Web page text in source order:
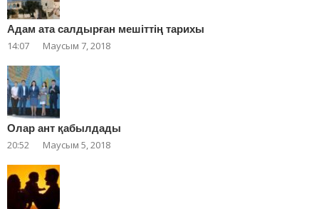
Адам ата салдырған мешіттің тарихы
14:07 Маусым 7, 2018
Олар ант қабылдады
20:52 Маусым 5, 2018